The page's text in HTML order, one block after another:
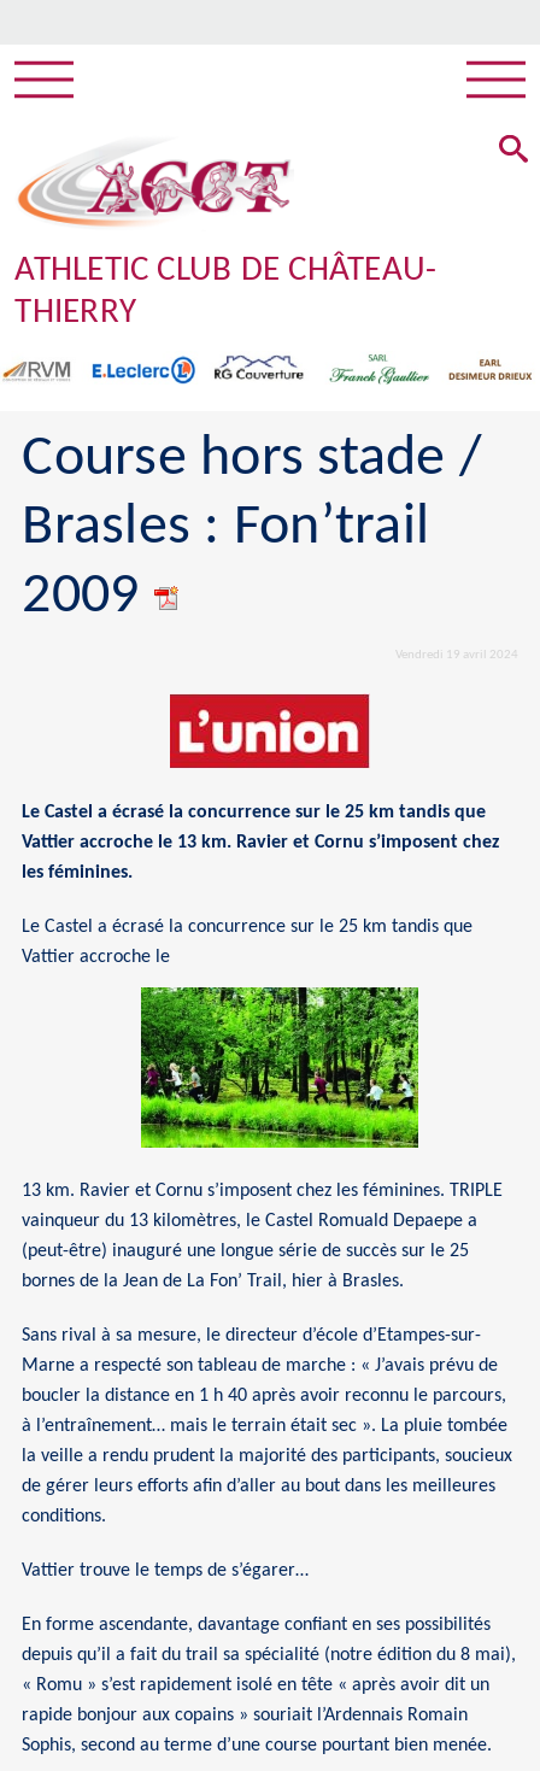
ATHLETIC CLUB DE CHÂTEAU-
THIERRY
Course hors stade /
Brasles : Fon’trail
2009
Vendredi 19 avril 2024
Le Castel a écrasé la concurrence sur le 25 km tandis que
Vattier accroche le 13 km. Ravier et Cornu s’imposent chez
les féminines.
Le Castel a écrasé la concurrence sur le 25 km tandis que
Vattier accroche le
13 km. Ravier et Cornu s’imposent chez les féminines. TRIPLE
vainqueur du 13 kilomètres, le Castel Romuald Depaepe a
(peut-être) inauguré une longue série de succès sur le 25
bornes de la Jean de La Fon’ Trail, hier à Brasles.
Sans rival à sa mesure, le directeur d’école d’Etampes-sur-
Marne a respecté son tableau de marche : « J’avais prévu de
boucler la distance en 1 h 40 après avoir reconnu le parcours,
à l’entraînement… mais le terrain était sec ». La pluie tombée
la veille a rendu prudent la majorité des participants, soucieux
de gérer leurs efforts afin d’aller au bout dans les meilleures
conditions.
Vattier trouve le temps de s’égarer…
En forme ascendante, davantage confiant en ses possibilités
depuis qu’il a fait du trail sa spécialité (notre édition du 8 mai),
« Romu » s’est rapidement isolé en tête « après avoir dit un
rapide bonjour aux copains » souriait l’Ardennais Romain
Sophis, second au terme d’une course pourtant bien menée.